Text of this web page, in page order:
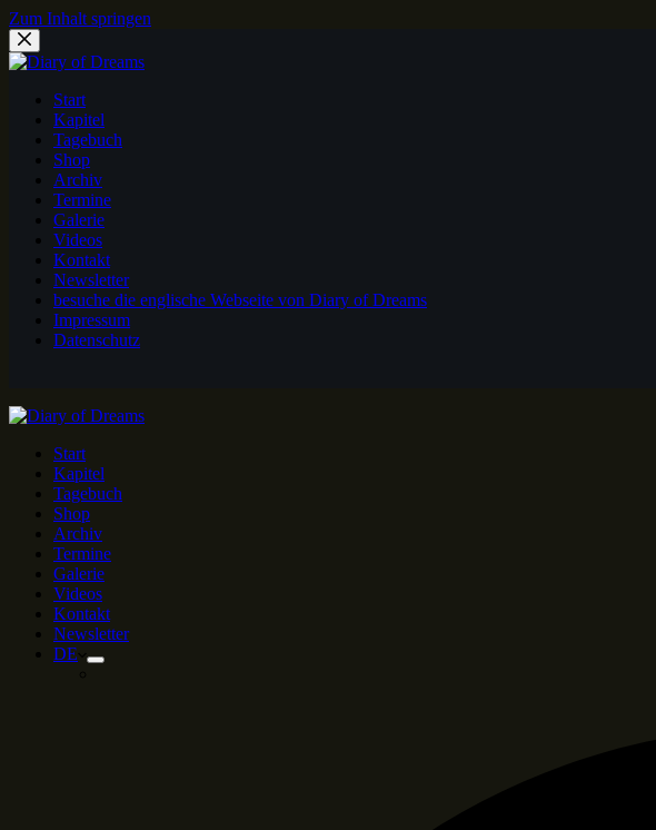
Zum Inhalt springen
Start
Kapitel
Tagebuch
Shop
Archiv
Termine
Galerie
Videos
Kontakt
Newsletter
besuche die englische Webseite von Diary of Dreams
Impressum
Datenschutz
Start
Kapitel
Tagebuch
Shop
Archiv
Termine
Galerie
Videos
Kontakt
Newsletter
DE